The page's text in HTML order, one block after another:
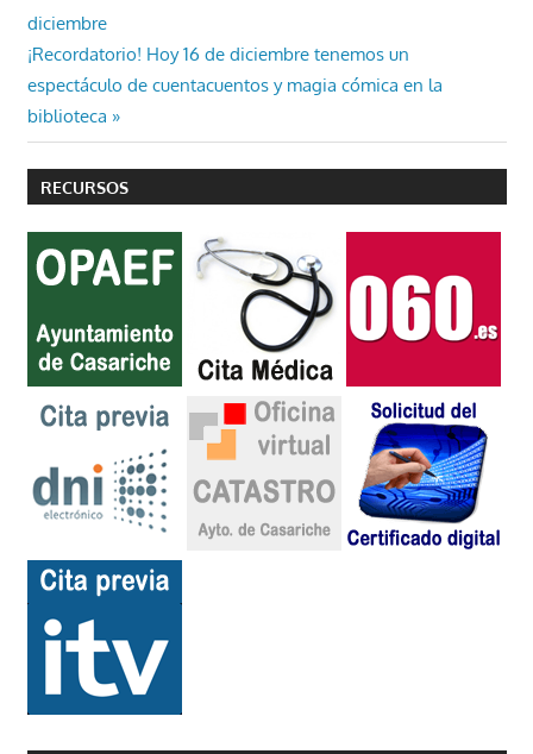
de
entradas
anterior:
diciembre
Entrada
siguiente:
¡Recordatorio! Hoy 16 de diciembre tenemos un
espectáculo de cuentacuentos y magia cómica en la
biblioteca
RECURSOS